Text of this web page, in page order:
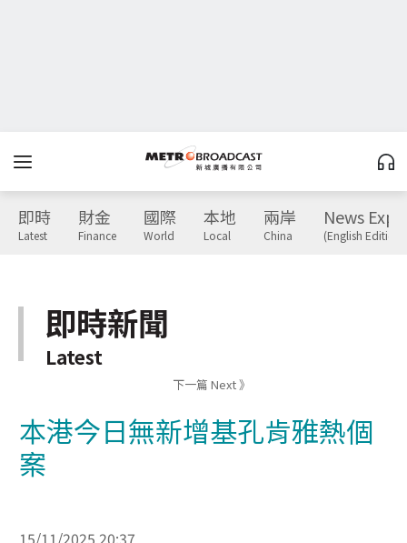
即時
Latest
財金
Finance
國際
World
本地
Local
兩岸
China
News
(English Edition)
即時新聞
Latest
下一篇 Next 》
本港今日無新增基孔肯雅熱個
案
15/11/2025 20:37